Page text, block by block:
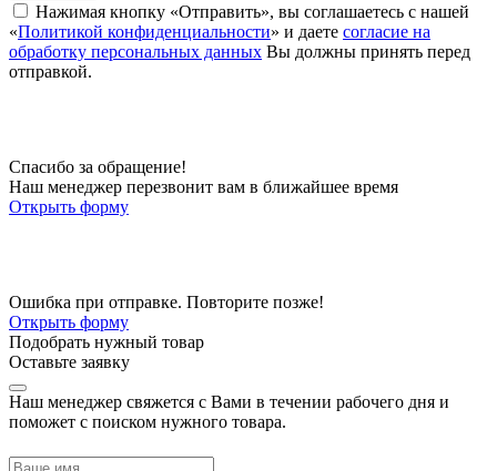
Нажимая кнопку «Отправить», вы соглашаетесь с нашей
«Политикой конфиденциальности» и даете согласие на
обработку персональных данных Вы должны принять перед
отправкой.
Спасибо за обращение!
Наш менеджер перезвонит вам в ближайшее время
Открыть форму
Ошибка при отправке. Повторите позже!
Открыть форму
Подобрать нужный товар
Оставьте заявку
Наш менеджер свяжется с Вами в течении рабочего дня и
поможет с поиском нужного товара.